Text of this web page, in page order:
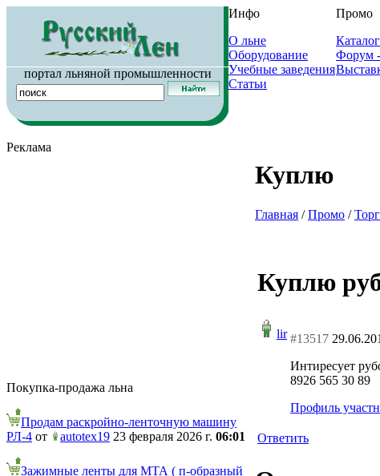
портал льняной промышленности
Инфо
О льне
Оборудование
Учебные заведения
Статьи
Промо
Форум -
Реклама
Покупка-продажа льна
Продам раскройно-ленточную машину
РЛ-4 от autotex19 23 февраля 2026 г. 06:01
Зажимные ленты для МТА ( п-образный
Куплю
Главная /Промо /
Куплю
lir #13517
Интиресует
8926 565 30 89
Профиль
Ответить